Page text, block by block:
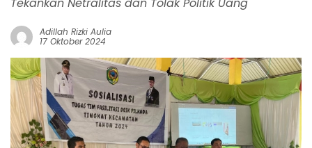
Adillah Rizki Aulia
17 Oktober 2024